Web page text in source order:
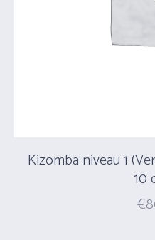
Kizomba niveau 1
10
€